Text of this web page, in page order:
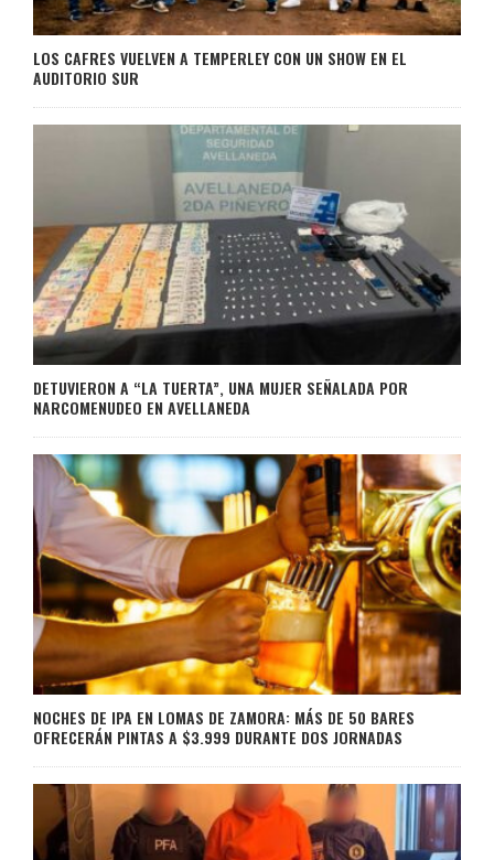
LOS CAFRES VUELVEN A TEMPERLEY CON UN SHOW EN EL
AUDITORIO SUR
DETUVIERON A “LA TUERTA”, UNA MUJER SEÑALADA POR
NARCOMENUDEO EN AVELLANEDA
NOCHES DE IPA EN LOMAS DE ZAMORA: MÁS DE 50 BARES
OFRECERÁN PINTAS A $3.999 DURANTE DOS JORNADAS